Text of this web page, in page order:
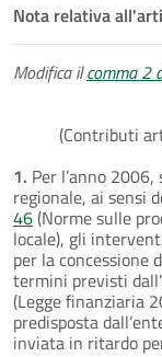
Nota relativa
Modifica ilcomma 2
(Contributi
1. Per l’anno
regionale, ai sensi
46(Norme sulle
locale), gli
per la concessione
termini previsti
(Legge finanziaria
predisposta
inviata in ritardo